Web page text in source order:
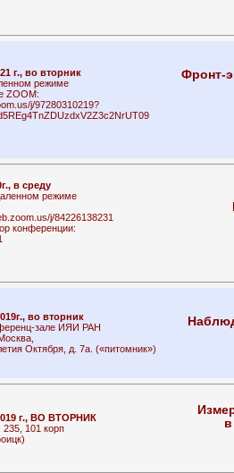
г., во вторник
режиме
ZOOM:
j/97280310219?
Фронт-
в среду
режиме
j/84226138231
конференции:
во вторник
зале ИЯИ РАН
Октября, д. 7а. («питомник»)
г., ВО ВТОРНИК
101 корп